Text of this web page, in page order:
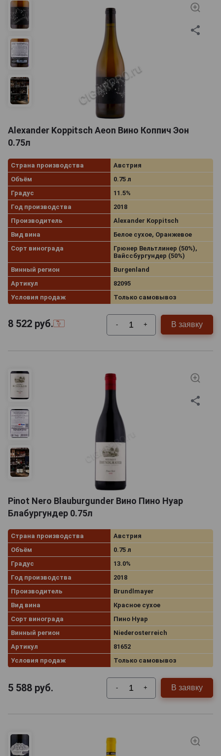
Alexander Koppitsch Aeon Вино Коппич Эон
0.75л
Страна производства
Австрия
Объём
0.75 л
Градус
11.5%
Год производства
2018
Производитель
Alexander Koppitsch
Вид вина
Белое сухое, Оранжевое
Сорт винограда
Грюнер Вельтлинер (50%),
Вайссбургундер (50%)
Винный регион
Burgenland
Артикул
82095
Условия продаж
Только самовывоз
8 522 руб. - + В заявку
Pinot Nero Blauburgunder Вино Пино Нуар
Блабургундер 0.75л
Страна производства
Австрия
Объём
0.75 л
Градус
13.0%
Год производства
2018
Производитель
Brundlmayer
Вид вина
Красное сухое
Сорт винограда
Пино Нуар
Винный регион
Niederosterreich
Артикул
81652
Условия продаж
Только самовывоз
5 588 руб. - + В заявку